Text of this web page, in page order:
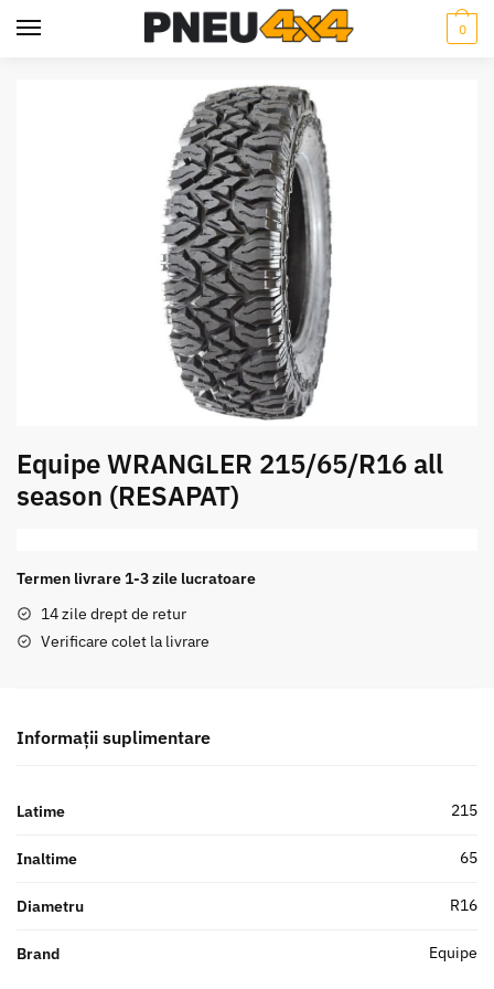
0
Equipe WRANGLER 215/65/R16 all
season (RESAPAT)
Termen livrare 1-3 zile lucratoare
14 zile drept de retur
Verificare colet la livrare
Informații suplimentare
Latime 215
Inaltime 65
Diametru R16
Brand Equipe